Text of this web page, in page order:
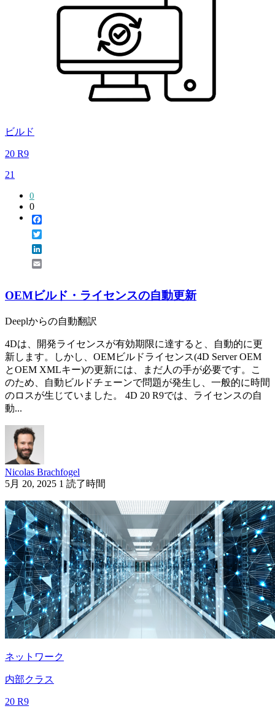
ビルド
20 R9
21
0
0
OEMビルド・ライセンスの自動更新
Deeplからの自動翻訳
4Dは、開発ライセンスが有効期限に達すると、自動的に更
新します。しかし、OEMビルドライセンス(4D Server OEM
とOEM XMLキー)の更新には、まだ人の手が必要です。こ
のため、自動ビルドチェーンで問題が発生し、一般的に時間
のロスが生じていました。 4D 20 R9では、ライセンスの自
動...
Nicolas Brachfogel
5月 20, 2025 1 読了時間
ネットワーク
内部クラス
20 R9